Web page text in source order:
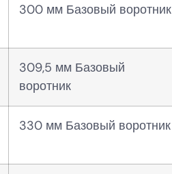
300 мм Базовый воротник
309,5 мм Базовый
воротник
330 мм Базовый воротник